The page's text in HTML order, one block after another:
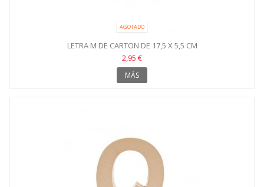
AGOTADO
LETRA M DE CARTON DE 17,5 X 5,5 CM
2,95 €
MÁS